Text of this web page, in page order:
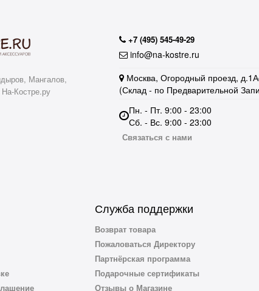
Мангалов,
Костре.ру
+7 (495) 545-49-29
info@na-kostre.ru
Москва, Огородный проезд,
(Склад - по Предварительной
Пн. - Пт. 9:00 - 23:00
Сб. - Вс. 9:00 - 23:00
Связаться с нами
Служба поддержки
Возврат товара
Пожаловаться Директору
Партнёрская программа
Подарочные сертификаты
Отзывы о Магазине